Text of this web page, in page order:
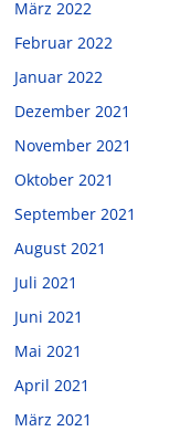
März 2022
Februar 2022
Januar 2022
Dezember 2021
November 2021
Oktober 2021
September 2021
August 2021
Juli 2021
Juni 2021
Mai 2021
April 2021
März 2021